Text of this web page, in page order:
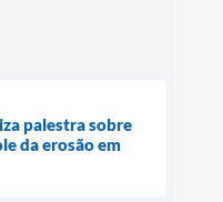
palestra sobre
da erosão em